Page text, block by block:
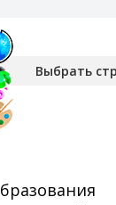
Выбрать